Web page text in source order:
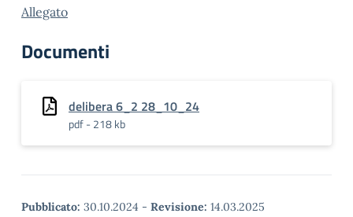
Allegato
Documenti
delibera 6_2 28_10_24
pdf - 218 kb
Pubblicato: 30.10.2024 - Revisione: 14.03.2025